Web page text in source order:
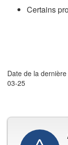
Certains
Date de la
03-25